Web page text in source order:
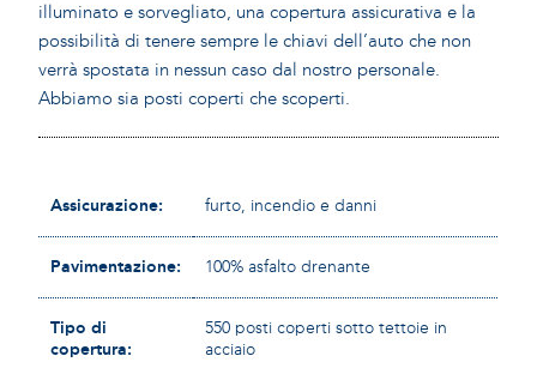
illuminato e sorvegliato, una copertura assicurativa e la
possibilità di tenere sempre le chiavi dell’auto che non
verrà spostata in nessun caso dal nostro personale.
Abbiamo sia posti coperti che scoperti.
Assicurazione: furto, incendio e danni
Pavimentazione: 100% asfalto drenante
Tipo di
copertura:
550 posti coperti sotto tettoie in
acciaio